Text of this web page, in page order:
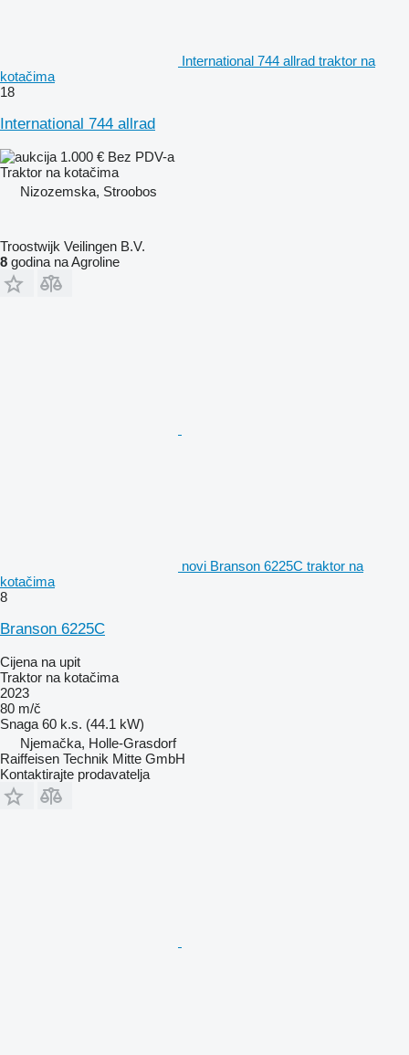
International 744 allrad traktor na
kotačima
18
International 744 allrad
1.000 € Bez PDV-a
Traktor na kotačima
Nizozemska, Stroobos
Troostwijk Veilingen B.V.
8 godina na Agroline
novi Branson 6225C traktor na
kotačima
8
Branson 6225C
Cijena na upit
Traktor na kotačima
2023
80 m/č
Snaga 60 k.s. (44.1 kW)
Njemačka, Holle-Grasdorf
Raiffeisen Technik Mitte GmbH
Kontaktirajte prodavatelja